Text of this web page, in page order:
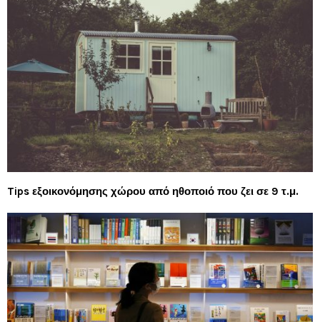
Tips εξοικονόμησης χώρου από ηθοποιό που ζει σε 9 τ.μ.